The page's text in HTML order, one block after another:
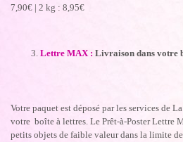
7,90€ | 2 kg : 8,95€
Lettre MAX : Livraison dans votre
Votre paquet est déposé par les services de
votre boîte à lettres. Le Prêt-à-Poster Lettre
petits objets de faible valeur dans la limite de